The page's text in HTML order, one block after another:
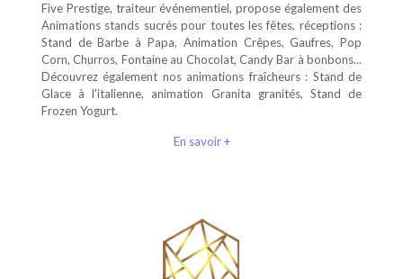
Five Prestige, traiteur événementiel, propose également des
Animations stands sucrés pour toutes les fêtes, réceptions :
Stand de Barbe à Papa, Animation Crêpes, Gaufres, Pop
Corn, Churros, Fontaine au Chocolat, Candy Bar à bonbons...
Découvrez également nos animations fraîcheurs : Stand de
Glace à l'italienne, animation Granita granités, Stand de
Frozen Yogurt.
En savoir +